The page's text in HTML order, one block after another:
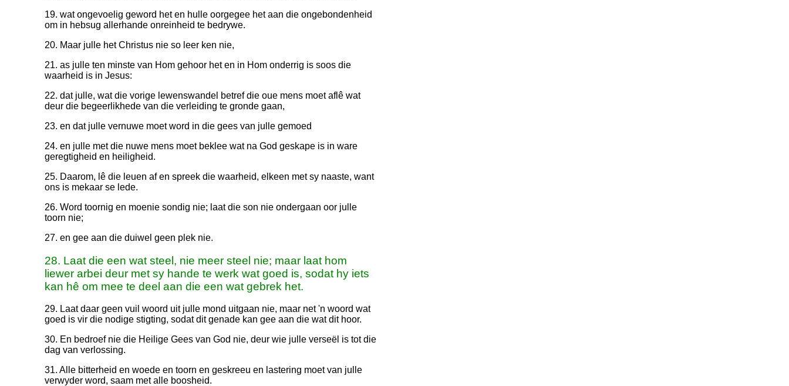
19. wat ongevoelig geword het en hulle oorgegee het aan die ongebondenheid
om in hebsug allerhande onreinheid te bedrywe.
20. Maar julle het Christus nie so leer ken nie,
21. as julle ten minste van Hom gehoor het en in Hom onderrig is soos die
waarheid is in Jesus:
22. dat julle, wat die vorige lewenswandel betref die oue mens moet aflê wat
deur die begeerlikhede van die verleiding te gronde gaan,
23. en dat julle vernuwe moet word in die gees van julle gemoed
24. en julle met die nuwe mens moet beklee wat na God geskape is in ware
geregtigheid en heiligheid.
25. Daarom, lê die leuen af en spreek die waarheid, elkeen met sy naaste, want
ons is mekaar se lede.
26. Word toornig en moenie sondig nie; laat die son nie ondergaan oor julle
toorn nie;
27. en gee aan die duiwel geen plek nie.
28. Laat die een wat steel, nie meer steel nie; maar laat hom
liewer arbei deur met sy hande te werk wat goed is, sodat hy iets
kan hê om mee te deel aan die een wat gebrek het.
29. Laat daar geen vuil woord uit julle mond uitgaan nie, maar net 'n woord wat
goed is vir die nodige stigting, sodat dit genade kan gee aan die wat dit hoor.
30. En bedroef nie die Heilige Gees van God nie, deur wie julle verseël is tot die
dag van verlossing.
31. Alle bitterheid en woede en toorn en geskreeu en lastering moet van julle
verwyder word, saam met alle boosheid.